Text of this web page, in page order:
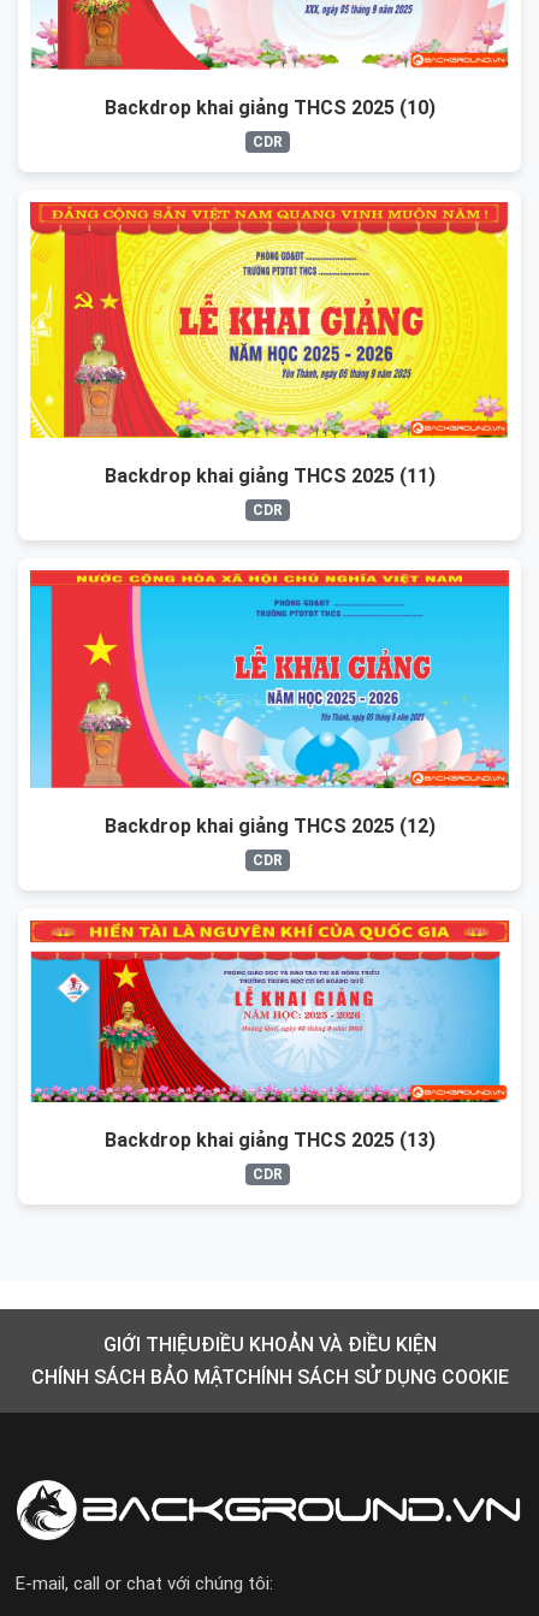
Backdrop khai giảng THCS 2025 (10)
CDR
Backdrop khai giảng THCS 2025 (11)
CDR
Backdrop khai giảng THCS 2025 (12)
CDR
Backdrop khai giảng THCS 2025 (13)
CDR
GIỚI THIỆUĐIỀU KHOẢN VÀ ĐIỀU KIỆN
CHÍNH SÁCH BẢO MẬTCHÍNH SÁCH SỬ DỤNG COOKIE
E-mail, call or chat với chúng tôi: